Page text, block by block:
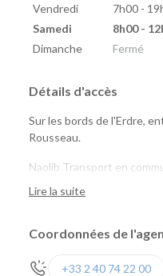
Vendredi
7h00 -
Samedi
8h00 -
Dimanche
Fermé
Détails d'accès
Sur les bords de l'Erdre,
Rousseau.
Naolib Transport en
marguerite : Saint Mihiel,
Lire la suite
Coordonnées de
+33 2 40 74 22 00